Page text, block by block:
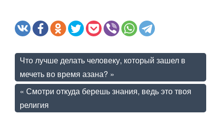
Что лучше делать человеку, который зашел в
мечеть во время азана? »
« Смотри откуда берешь знания, ведь это твоя
религия